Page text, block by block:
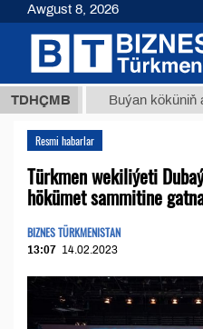
TDHÇMBBuýan köküniň
Resmi habarlar
Türkmen wekiliýeti
hökümet sammitine
BIZNES TÜRKMENISTAN
13:07 14.02.2023
Awgust 8, 2026